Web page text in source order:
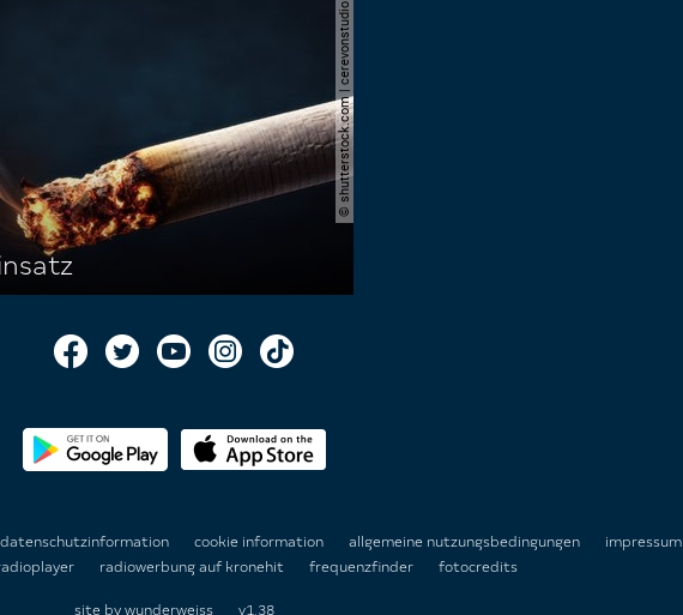
© shutterstock.com | cerevonstudio
datenschutzinformation cookie information allgemeine nutzungsbedingungen
impressum
radiowerbung auf kronehit frequenzfinder fotocredits
site by wunderweiss v1.38